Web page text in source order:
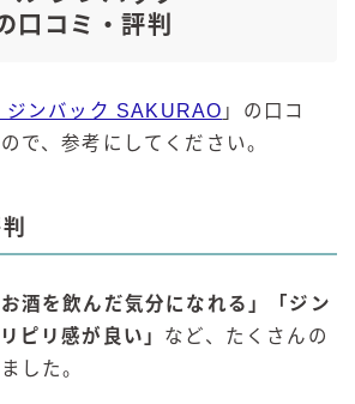
口コミ・評判
ジンバック SAKURAO 」の口コ
で、参考にしてください。
酒を飲んだ気分になれる」「ジン
ピリ感が良い」 など、たくさんの
した。